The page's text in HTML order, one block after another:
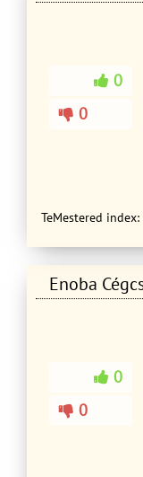
0
0
TeMestered index:
Enoba
0
0